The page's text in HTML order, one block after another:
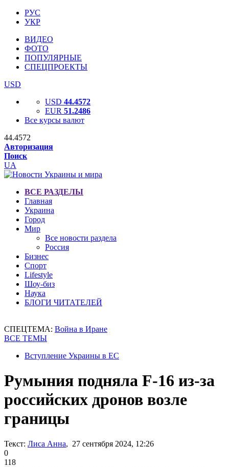
РУС
УКР
ВИДЕО
ФОТО
ПОПУЛЯРНЫЕ
СПЕЦПРОЕКТЫ
USD
USD 44.4572
EUR 51.2486
Все курсы валют
44.4572
Авторизация
Поиск
UA
ВСЕ РАЗДЕЛЫ
Главная
Украина
Город
Мир
Все новости раздела
Россия
Бизнес
Спорт
Lifestyle
Шоу-биз
Наука
БЛОГИ ЧИТАТЕЛЕЙ
СПЕЦТЕМА: Война в Иране
ВСЕ ТЕМЫ
Вступление Украины в ЕС
Румыния подняла F-16 из-за
российских дронов возле
границы
Текст: Лиса Анна, 27 сентября 2024, 12:26
0
118